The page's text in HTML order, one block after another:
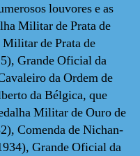
louvores e as
Militar de Prata de
de Prata de
Grande Oficial da
da Ordem de
da Bélgica, que
Militar de Ouro de
Comenda de Nichan-
Grande Oficial da